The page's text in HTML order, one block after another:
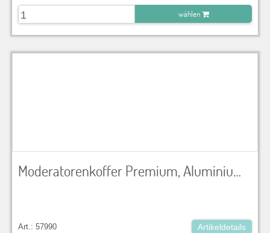
wählen
zu Warenkorb hinzugefügt.
Moderatorenkoffer Premium, Aluminium, mit Tragegriff, abschließbar, Inhalt: Wolken, Überschriftstreifen, Kommunikations-, runde und ovale Karten, Markierungspkt., Flipchart-, Jumbo-Marker, Klebestifte, Klebefilm, Kreppband, Schere, Cutter, Zeigestab
Art.: 57990 Artikeldetails